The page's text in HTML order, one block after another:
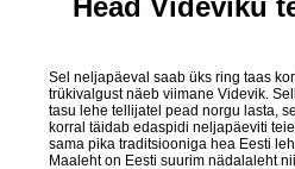
Head Videviku
Sel neljapäeval saab üks ring taas
trükivalgust näeb viimane Videvik.
tasu lehe tellijatel pead norgu lasta,
korral täidab edaspidi neljapäeviti
sama pika traditsiooniga hea Eesti
Maaleht on Eesti suurim nädalaleht